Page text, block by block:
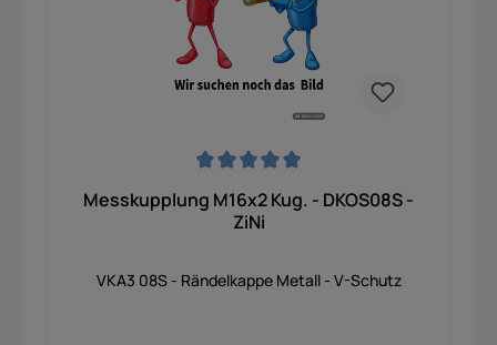
Messkupplung M16x2 Kug. - DKOS08S -
ZiNi
VKA3 08S - Rändelkappe Metall - V-Schutz